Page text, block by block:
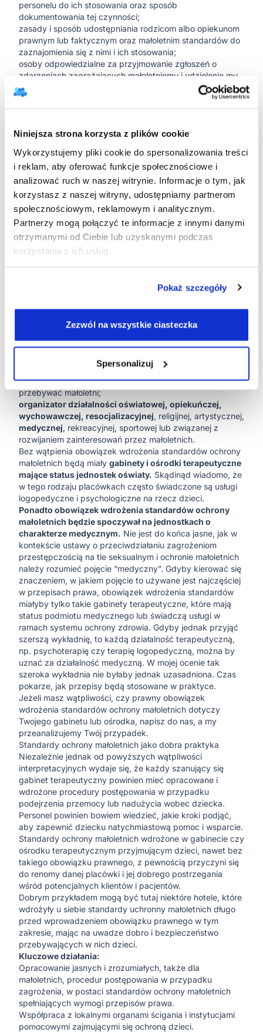
Niniejsza strona korzysta z plików cookie
Wykorzystujemy pliki cookie do spersonalizowania treści
i reklam, aby oferować funkcje społecznościowe i
analizować ruch w naszej witrynie. Informacje o tym, jak
korzystasz z naszej witryny, udostępniamy partnerom
społecznościowym, reklamowym i analitycznym.
Partnerzy mogą połączyć te informacje z innymi danymi
otrzymanymi od Ciebie lub uzyskanymi podczas
korzystania z ich usług.
Pokaż szczegóły
Zezwól na wszystkie ciasteczka
Spersonalizuj
personelu do ich stosowania oraz sposób
dokumentowania tej czynności;
zasady i sposób udostępniania rodzicom albo opiekunom
prawnym lub faktycznym oraz małoletnim standardów do
zaznajomienia się z nimi i ich stosowania;
osoby odpowiedzialne za przyjmowanie zgłoszeń o
zdarzeniach zagrażających małoletniemu i udzielenie mu
wsparcia;
sposób dokumentowania i zasady przechowywania
Ponadto, w standardach ochrony małoletnich należy
wymogi dotyczące bezpiecznych relacji między
małoletnimi, a w szczególności zachowania niedozwolone;
zasady korzystania z urządzeń elektronicznych z
dostępem do sieci Internet;
procedury ochrony dzieci przed treściami szkodliwymi i
zagrożeniami w sieci Internet oraz utrwalonymi w innej
formie;
zasady ustalania planu wsparcia małoletniego po
ujawnieniu krzywdzenia.
Obowiązek wprowadzenia standardów ochrony
organ zarządzający jednostką systemu oświaty, o której
mowa w art. 2 pkt 1-8 ustawy z dnia 14 grudnia 2016 r. -
opiekuńczą, wychowawczą, resocjalizacyjną, religijną,
związaną z rozwijaniem zainteresowań, do której
uczęszczają albo w której przebywają lub mogą
przebywać małoletni;
organizator działalności oświatowej, opiekuńczej,
wychowawczej, resocjalizacyjnej, religijnej, artystycznej,
medycznej, rekreacyjnej, sportowej lub związanej z
rozwijaniem zainteresowań przez małoletnich.
Bez wątpienia obowiązek wdrożenia standardów ochrony
małoletnich będą miały gabinety i ośrodki terapeutyczne
mające status jednostek oświaty. Skądinąd wiadomo, że
w tego rodzaju placówkach często świadczone są usługi
logopedyczne i psychologiczne na rzecz dzieci.
Ponadto obowiązek wdrożenia standardów ochrony
małoletnich będzie spoczywał na jednostkach o
charakterze medycznym. Nie jest do końca jasne, jak w
kontekście ustawy o przeciwdziałaniu zagrożeniom
przestępczością na tle seksualnym i ochronie małoletnich
należy rozumieć pojęcie “medyczny”. Gdyby kierować się
znaczeniem, w jakiem pojęcie to używane jest najczęściej
w przepisach prawa, obowiązek wdrożenia standardów
miałyby tylko takie gabinety terapeutyczne, które mają
status podmiotu medycznego lub świadczą usługi w
ramach systemu ochrony zdrowia. Gdyby jednak przyjąć
szerszą wykładnię, to każdą działalność terapeutyczną,
np. psychoterapię czy terapię logopedyczną, można by
uznać za działalność medyczną. W mojej ocenie tak
szeroka wykładnia nie byłaby jednak uzasadniona. Czas
pokarze, jak przepisy będą stosowane w praktyce.
Jeżeli masz wątpliwości, czy prawny obowiązek
wdrożenia standardów ochrony małoletnich dotyczy
Twojego gabinetu lub ośrodka, napisz do nas, a my
przeanalizujemy Twój przypadek.
Standardy ochrony małoletnich jako dobra praktyka
Niezależnie jednak od powyższych wątpliwości
interpretacyjnych wydaje się, że każdy szanujący się
gabinet terapeutyczny powinien mieć opracowane i
wdrożone procedury postępowania w przypadku
podejrzenia przemocy lub nadużycia wobec dziecka.
Personel powinien bowiem wiedzieć, jakie kroki podjąć,
aby zapewnić dziecku natychmiastową pomoc i wsparcie.
Standardy ochrony małoletnich wdrożone w gabinecie czy
ośrodku terapeutycznym przyjmującym dzieci, nawet bez
takiego obowiązku prawnego, z pewnością przyczyni się
do renomy danej placówki i jej dobrego postrzegania
wśród potencjalnych klientów i pacjentów.
Dobrym przykładem mogą być tutaj niektóre hotele, które
wdrożyły u siebie standardy uchronny małoletnich długo
przed wprowadzeniem obowiązku prawnego w tym
zakresie, mając na uwadze dobro i bezpieczeństwo
przebywających w nich dzieci.
Kluczowe działania:
Opracowanie jasnych i zrozumiałych, także dla
małoletnich, procedur postępowania w przypadku
zagrożenia, w postaci standardów ochrony małoletnich
spełniających wymogi przepisów prawa.
Współpraca z lokalnymi organami ścigania i instytucjami
pomocowymi zajmującymi się ochroną dzieci.